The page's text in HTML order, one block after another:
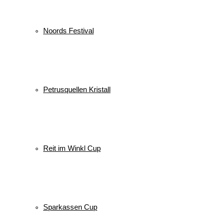
Noords Festival
Petrusquellen Kristall
Reit im Winkl Cup
Sparkassen Cup